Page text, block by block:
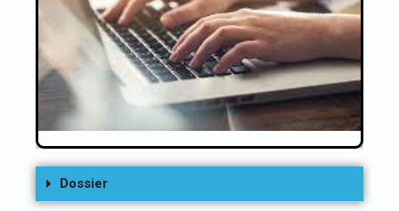
Dossier